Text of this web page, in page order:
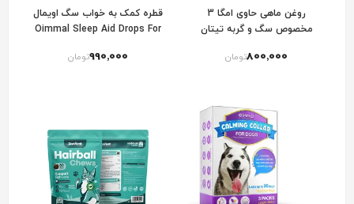
روغن ماهی حاوی امگا 3
مخصوص سگ و گربه تیتان
800٬000تومان
قطره کمک به خواب سگ اویمال
Oimmal Sleep Aid Drops For
990٬000تومان